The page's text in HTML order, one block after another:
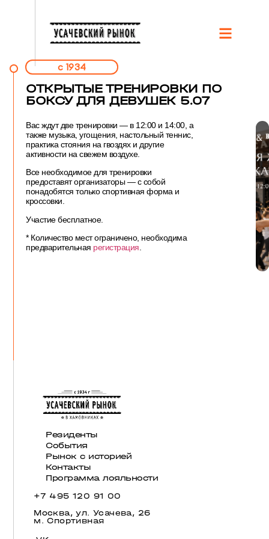
c 1934
ОТКРЫТЫЕ ТРЕНИРОВКИ ПО
БОКСУ ДЛЯ ДЕВУШЕК 5.07
Вас ждут две тренировки — в 12:00 и 14:00, а
также музыка, угощения, настольный теннис,
практика стояния на гвоздях и другие
активности на свежем воздухе.
Все необходимое для тренировки
предоставят организаторы — с собой
понадобятся только спортивная форма и
кроссовки.
Участие бесплатное.
* Количество мест ограничено, необходима
предварительная регистрация
Резиденты
События
Рынок с историей
Контакты
Программа лояльности
+7 495 120 91 00
Москва, ул. Усачева, 26
м. Спортивная